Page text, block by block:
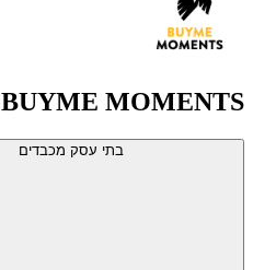
BUYME MOMENTS - מגוון חוויות
בתי עסק מכבדים